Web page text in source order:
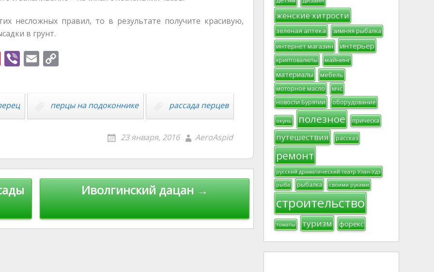
несложных правил, то в результате получите красивую,
в грунт.
Pi
e
st
Vi
er
E
y
Li
перцы на подоконнике рассада перцев
23 января, 2016 AeroAspid
Иволгинский дацан →
женские хитрости
зеленая аптека зимняя рыбалка
интернет магазин интерьер
криптовалюты майнинг
материалы мебель
моторное масло
мчс
новости Бурятии
оборудование
окунь полезное прическа
путешествия рассказ
ремонт
русский драматический театр Улан-Удэ
рыба
рыбалка своими руками
строительство
томаты туризм форекс